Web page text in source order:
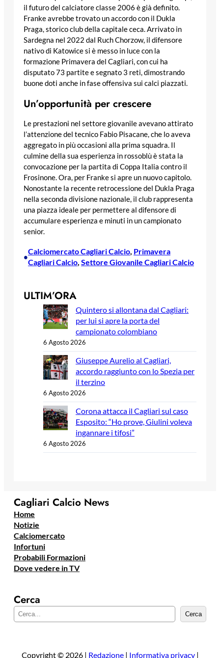
il futuro del calciatore classe 2006 è già definito.
Franke avrebbe trovato un accordo con il Dukla
Praga, storico club della capitale ceca. Arrivato in
Sardegna nel 2022 dal Ruch Chorzow, il difensore
nativo di Katowice si è messo in luce con la
formazione Primavera del Cagliari, con cui ha
disputato 73 partite e segnato 3 reti, dimostrando
buone doti anche in fase offensiva sui calci piazzati.
Un’opportunità per crescere
Le prestazioni nel settore giovanile avevano attirato
l’attenzione del tecnico Fabio Pisacane, che lo aveva
aggregato in più occasioni alla prima squadra. Il
culmine della sua esperienza in rossoblù è stata la
convocazione per la partita di Coppa Italia contro il
Frosinone. Ora, per Franke si apre un nuovo capitolo.
Nonostante la recente retrocessione del Dukla Praga
nella seconda divisione nazionale, il club rappresenta
una piazza ideale per permettere al difensore di
accumulare esperienza e minuti in un campionato
senior.
•
Calciomercato Cagliari Calcio, Primavera
Cagliari Calcio, Settore Giovanile Cagliari Calcio
ULTIM’ORA
Quintero si allontana dal Cagliari:
per lui si apre la porta del
campionato colombiano
6 Agosto 2026
Giuseppe Aurelio al Cagliari,
accordo raggiunto con lo Spezia per
il terzino
6 Agosto 2026
Corona attacca il Cagliari sul caso
Esposito: “Ho prove, Giulini voleva
ingannare i tifosi”
6 Agosto 2026
Cagliari Calcio News
Home
Notizie
Calciomercato
Infortuni
Probabili Formazioni
Dove vedere in TV
Cerca
e
a
Cerca
Copyright © 2026 | Redazione | Informativa privacy|